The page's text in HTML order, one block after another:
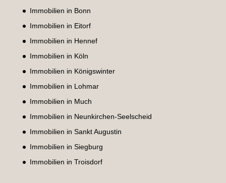
Immobilien in Bonn
Immobilien in Eitorf
Immobilien in Hennef
Immobilien in Köln
Immobilien in Königswinter
Immobilien in Lohmar
Immobilien in Much
Immobilien in Neunkirchen-Seelscheid
Immobilien in Sankt Augustin
Immobilien in Siegburg
Immobilien in Troisdorf